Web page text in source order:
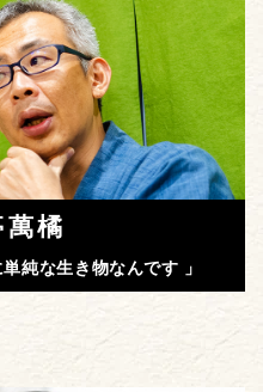
萬橘
純な生き物なんです 」